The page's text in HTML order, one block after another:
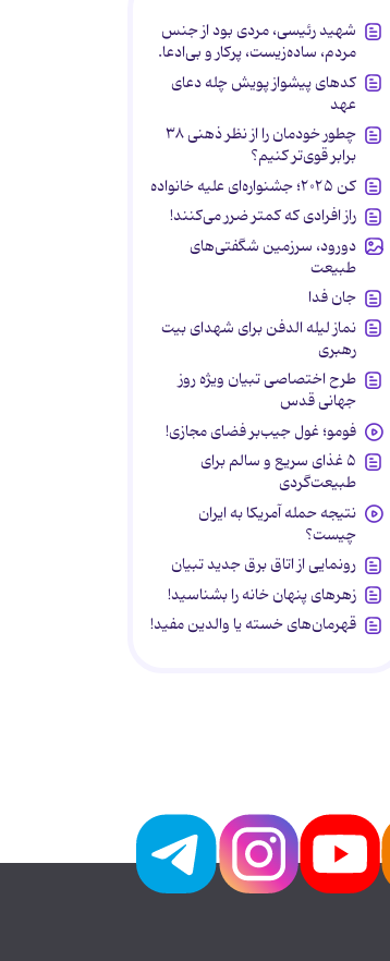
شهید رئیسی، مردی بود از جنس
مردم، ساده‌زیست، پرکار و بی‌ادعا.
کدهای پیشواز پویش چله دعای
عهد
چطور خودمان را از نظر ذهنی ۳۸
برابر قوی‌تر کنیم؟
کن ۲۰۲۵؛ جشنواره‌ای علیه خانواده
راز افرادی که کمتر ضرر می‌کنند!
دورود، سرزمین شگفتی‌های
طبیعت
جان فدا
نماز لیله الدفن برای شهدای بیت
رهبری
طرح اختصاصی تبیان ویژه روز
جهانی قدس
فومو؛ غول جیب‌بر فضای مجازی!
۵ غذای سریع و سالم برای
طبیعت‌گردی
نتیجه حمله آمریکا به ایران
چیست؟
رونمایی از اتاق برق جدید تبیان
زهرهای پنهان خانه را بشناسید!
قهرمان‌های خسته یا والدین مفید!